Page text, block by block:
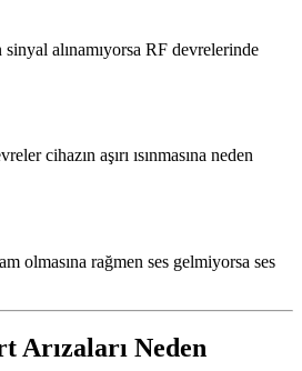
alınamıyorsa RF devrelerinde
cihazın aşırı ısınmasına neden
olmasına rağmen ses gelmiyorsa ses
Arızaları Neden